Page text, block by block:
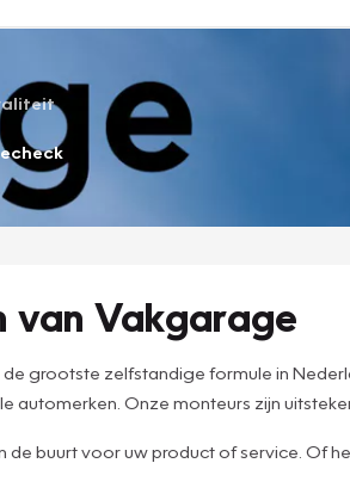
van Vakgarage
de grootste zelfstandige formule in
automerken. Onze monteurs zijn
de buurt voor uw product of service. Of